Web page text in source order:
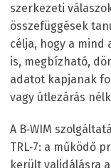
szerkezeti
összefüggések
célja, hogy a mind
is, megbízható,
adatot kapjanak
vagy útlezárás
A B‑WIM
TRL‑7: a működő
került validálásra